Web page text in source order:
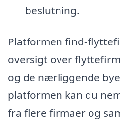
beslutning.
Platformen find-
oversigt over
og de nærliggende
platformen kan du
fra flere firmaer og